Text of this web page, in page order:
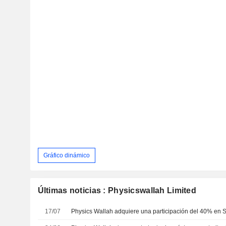
Gráfico dinámico
Últimas noticias : Physicswallah Limited
17/07